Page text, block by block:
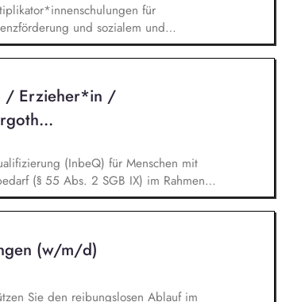
für
und sozialem und
Du planst und leitest (online)
Fachkräfte. Du intensivierst und
Stellen und anderen
/ Erzieher*in /
(InbeQ) für Menschen mit
(§ 55 Abs. 2 SGB IX) im Rahmen
Vermittlung von
Lerninhalten sowie die
Akquise von
Kontakt zu den
(w/m/d)
Sie den reibungslosen Ablauf im